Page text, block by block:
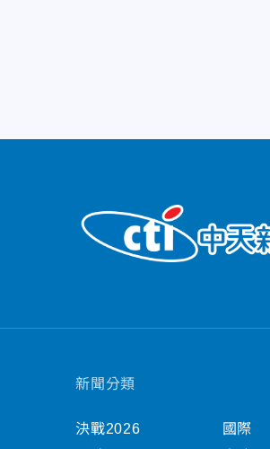
新聞分類
決戰2026
國際